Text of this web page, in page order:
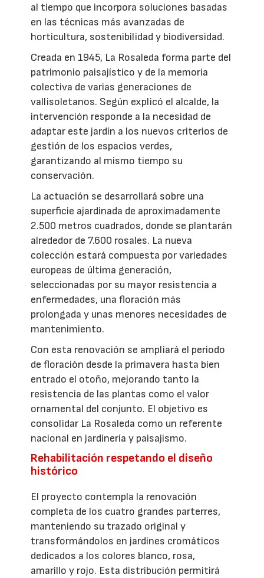
al tiempo que incorpora soluciones basadas
en las técnicas más avanzadas de
horticultura, sostenibilidad y biodiversidad.
Creada en 1945, La Rosaleda forma parte del
patrimonio paisajístico y de la memoria
colectiva de varias generaciones de
vallisoletanos. Según explicó el alcalde, la
intervención responde a la necesidad de
adaptar este jardín a los nuevos criterios de
gestión de los espacios verdes,
garantizando al mismo tiempo su
conservación.
La actuación se desarrollará sobre una
superficie ajardinada de aproximadamente
2.500 metros cuadrados, donde se plantarán
alrededor de 7.600 rosales. La nueva
colección estará compuesta por variedades
europeas de última generación,
seleccionadas por su mayor resistencia a
enfermedades, una floración más
prolongada y unas menores necesidades de
mantenimiento.
Con esta renovación se ampliará el periodo
de floración desde la primavera hasta bien
entrado el otoño, mejorando tanto la
resistencia de las plantas como el valor
ornamental del conjunto. El objetivo es
consolidar La Rosaleda como un referente
nacional en jardinería y paisajismo.
Rehabilitación respetando el diseño
histórico
El proyecto contempla la renovación
completa de los cuatro grandes parterres,
manteniendo su trazado original y
transformándolos en jardines cromáticos
dedicados a los colores blanco, rosa,
amarillo y rojo. Esta distribución permitirá